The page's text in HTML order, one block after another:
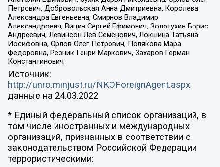
Петрович, Добровольская Анна Дмитриевна, Королева
Александра Евгеньевна, Смирнов Владимир
Александрович, Вицин Сергей Ефимович, Золотухин Борис
Андреевич, Левинсон Лев Семенович, Локшина Татьяна
Иосифовна, Орлов Олег Петрович, Полякова Мара
Федоровна, Резник Генри Маркович, Захаров Герман
Константинович
Источник:
http://unro.minjust.ru/NKOForeignAgent.aspx
данные на 24.03.2022
* Единый федеральный список организаций, в
том числе иностранных и международных
организаций, признанных в соответствии с
законодательством Российской Федерации
террористическими: